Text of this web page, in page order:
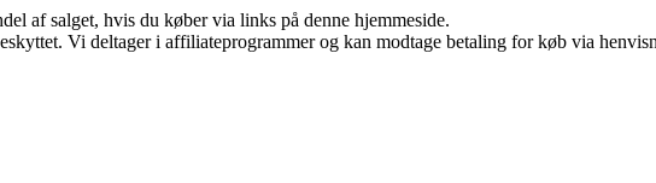
af salget, hvis du køber via links på denne hjemmeside.
Vi deltager i affiliateprogrammer og kan modtage betaling for køb via